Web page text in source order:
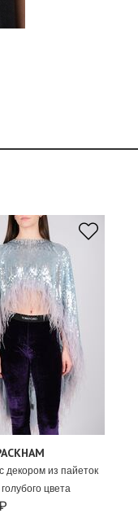
декором из пайеток
цвета